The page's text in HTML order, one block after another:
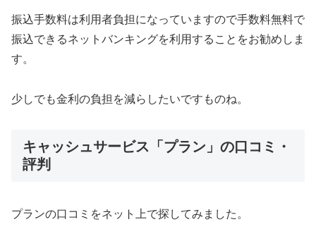
振込手数料は利用者負担になっていますので手数料無料で
振込できるネットバンキングを利用することをお勧めしま
す。
少しでも金利の負担を減らしたいですものね。
キャッシュサービス「プラン」の口コミ・
評判
プランの口コミをネット上で探してみました。